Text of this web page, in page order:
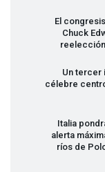
El
Chuck
Un tercer
célebre
Italia
alerta
ríos de